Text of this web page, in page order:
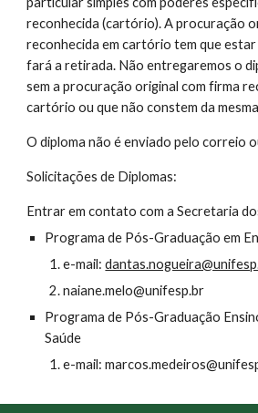
reconhecida (cartório). A procuração
reconhecida em cartório tem que estar
fará a retirada. Não entregaremos o
sem a procuração original com firma
cartório ou que não constem da
O diploma não é enviado pelo correio
Solicitações de Diplomas:
Entrar em contato com a Secretaria
Programa de Pós-Graduação em
e-mail:
naiane.melo@unifesp.br
Programa de Pós-Graduação
Saúde
e-mail: